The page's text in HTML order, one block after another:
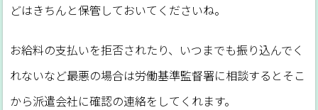
どはきちんと保管しておいてくださいね。
お給料の支払いを拒否されたり、いつまでも振り込んでく
れないなど最悪の場合は労働基準監督署に相談するとそこ
から派遣会社に確認の連絡をしてくれます。